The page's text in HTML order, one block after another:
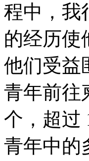
程中，我
的经历使
他们受益
青年前往
个，超过
青年中的